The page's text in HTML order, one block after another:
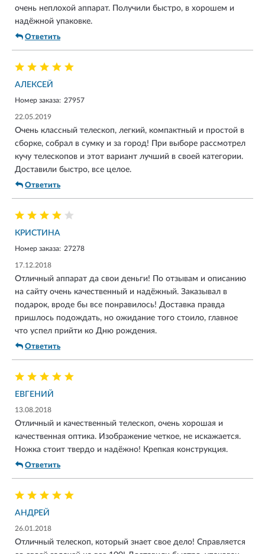
очень неплохой аппарат. Получили быстро, в хорошем и
надёжной упаковке.
Ответить
АЛЕКСЕЙ
Номер заказа: 27957
22.05.2019
Очень классный телескоп, легкий, компактный и простой в
сборке, собрал в сумку и за город! При выборе рассмотрел
кучу телескопов и этот вариант лучший в своей категории.
Доставили быстро, все целое.
Ответить
КРИСТИНА
Номер заказа: 27278
17.12.2018
Отличный аппарат да свои деньги! По отзывам и описанию
на сайту очень качественный и надёжный. Заказывал в
подарок, вроде бы все понравилось! Доставка правда
пришлось подождать, но ожидание того стоило, главное
что успел прийти ко Дню рождения.
Ответить
ЕВГЕНИЙ
13.08.2018
Отличный и качественный телескоп, очень хорошая и
качественная оптика. Изображение четкое, не искажается.
Ножка стоит твердо и надёжно! Крепкая конструкция.
Ответить
АНДРЕЙ
26.01.2018
Отличный телескоп, который знает свое дело! Справляется